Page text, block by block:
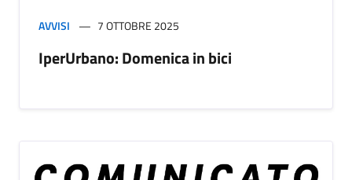
AVVISI 7 OTTOBRE 2025
IperUrbano: Domenica in bici